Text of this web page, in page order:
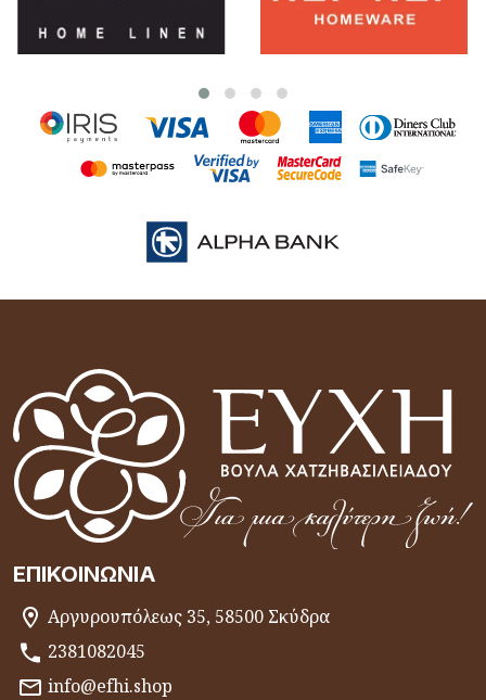
ΕΠΙΚΟΙΝΩΝΊΑ
Αργυρουπόλεως 35, 58500 Σκύδρα
2381082045
info@efhi.shop